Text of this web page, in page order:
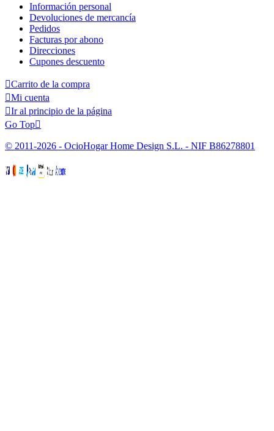
Información personal
Devoluciones de mercancía
Pedidos
Facturas por abono
Direcciones
Cupones descuento
Carrito de la compra
Mi cuenta
Ir al principio de la página
Go Top
© 2011-2026 - OcioHogar Home Design S.L. - NIF B86278801